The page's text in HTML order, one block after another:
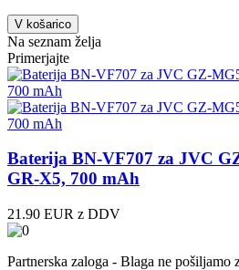
V košarico
Na seznam želja
Primerjajte
Baterija BN-VF707 za JVC
GR-X5, 700 mAh
21.90 EUR z DDV
Partnerska zaloga - Blaga ne pošiljamo